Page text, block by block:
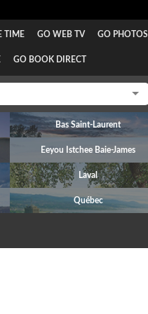
TIME GO WEB TV GO PHOTOS
GO BOOK DIRECT
Bas Saint-Laurent
Eeyou Istchee Baie-James
Laval
Québec